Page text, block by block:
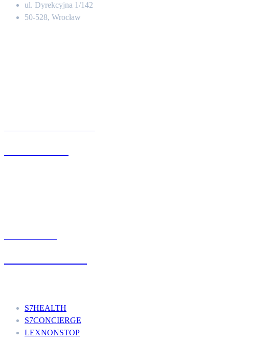
ul. Dyrekcyjna 1/142
50-528, Wrocław
S7HEALTH
S7CONCIERGE
LEXNONSTOP